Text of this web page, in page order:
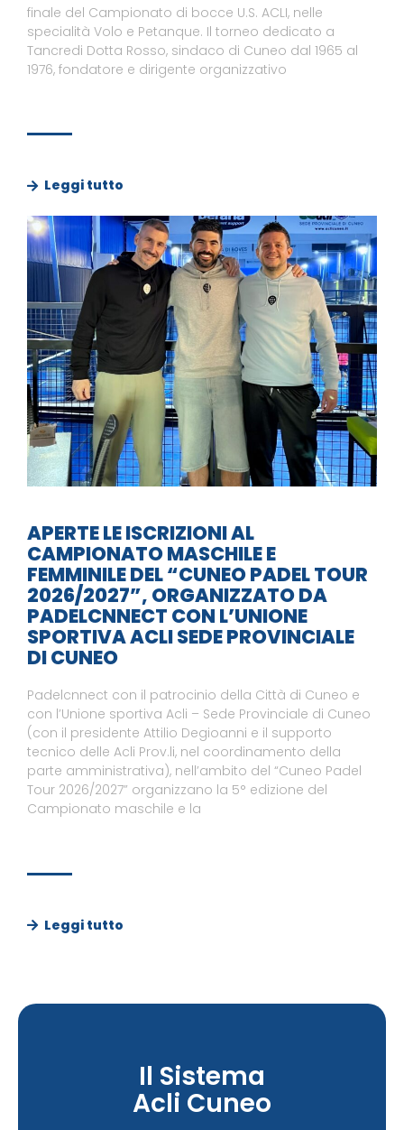
finale del Campionato di bocce U.S. ACLI, nelle
specialità Volo e Petanque. Il torneo dedicato a
Tancredi Dotta Rosso, sindaco di Cuneo dal 1965 al
1976, fondatore e dirigente organizzativo
Leggi tutto
APERTE LE ISCRIZIONI AL
CAMPIONATO MASCHILE E
FEMMINILE DEL “CUNEO PADEL TOUR
2026/2027”, ORGANIZZATO DA
PADELCNNECT CON L’UNIONE
SPORTIVA ACLI SEDE PROVINCIALE
DI CUNEO
Padelcnnect con il patrocinio della Città di Cuneo e
con l’Unione sportiva Acli – Sede Provinciale di Cuneo
(con il presidente Attilio Degioanni e il supporto
tecnico delle Acli Prov.li, nel coordinamento della
parte amministrativa), nell’ambito del “Cuneo Padel
Tour 2026/2027” organizzano la 5° edizione del
Campionato maschile e la
Leggi tutto
Il Sistema
Acli Cuneo